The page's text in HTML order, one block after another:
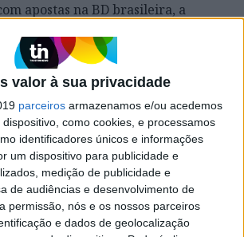
valor à sua privacidade
parceiros armazenamos e/ou acedemos
como cookies, e processamos
identificadores únicos e informações
um dispositivo para publicidade e
medição de publicidade e
de audiências e desenvolvimento de
permissão, nós e os nossos parceiros
e dados de geolocalização
apostas na BD brasileira, a
vários livros cuja filiação se
pela temática e alcance;
não tem nada a ver com
se tem a sensação de já se
ainda antes de iniciar a
surpresas. Como "Tungsténio", de
(No JL o texto saiu com um
ignoro porquê)